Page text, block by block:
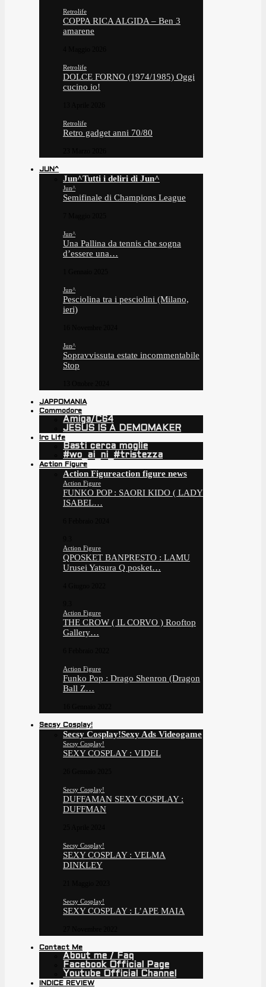
Retrolife
COPPA RICA ALGIDA – Ben 3
amarene
Retrolife
DOLCE FORNO (1974/1985) Oggi
cucino io!
Retrolife
Retro gadget anni 70/80
JUN^
Jun^Tutti i deliri di Jun^
Jun^
Semifinale di Champions League
Jun^
Una Pallina da tennis che sogna
d’essere una…
Jun^
Pesciolina tra i pesciolini (Milano,
ieri)
Jun^
Sopravvissuta estate incommentabile
Stop
JAPPOMANIA
Commodore
Amiga/C64
JESUS IS A DEMOMAKER
Irc Life
Basti cerca moglie
#wo_ai_ni_#tristezza
Action Figure
Action Figureaction figure news
Action Figure
FUNKO POP : SAORI KIDO ( LADY
ISABEL…
Action Figure
QPOSKET BANPRESTO : LAMU
Urusei Yatsura Q posket…
Action Figure
THE CROW ( IL CORVO ) Rooftop
Gallery…
Action Figure
Funko Pop : Drago Shenron (Dragon
Ball Z…
Secsy Cosplay!
Secsy Cosplay!Sexy Ads Videogame
Secsy Cosplay!
SEXY COSPLAY : VIDEL
Secsy Cosplay!
DUFFAMAN SEXY COSPLAY :
DUFFMAN
Secsy Cosplay!
SEXY COSPLAY : VELMA
DINKLEY
Secsy Cosplay!
SEXY COSPLAY : L’APE MAIA
Contact Me
About me / Faq
Facebook Official Page
Youtube Official Channel
INDICE REVIEW